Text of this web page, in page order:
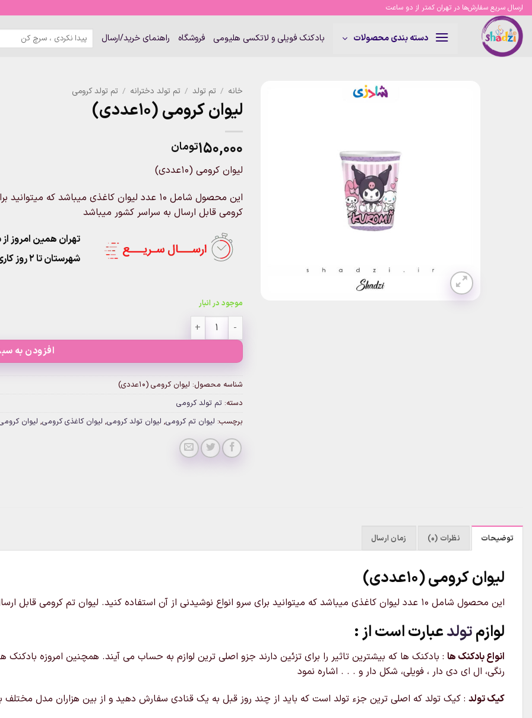
Skip
content
ارسال سریع سفارش‌ها در تهران کمتر از دو ساعت
دسته بندی محصولات بادکنک فویلی و لاتکسی هلیومی فروشگاه راهنمای خرید/ارسال
جستجو
برای:
خانه / تم تولد / تم تولد دخترانه / تم تولد کرومی
لیوان کرومی (10عددی)
۱۵۰,۰۰۰تومان
لیوان کرومی (10عددی)
این محصول شامل 10 عدد لیوان کاغذی میباشد که
کرومی قابل ارسال به سراسر کشور میباشد
تهران همین امروز از ساعت ۱۱-
شهرستان تا 2 روز کاری تحویل پست
موجود در انبار
لیوان کرومی (10عددی) عدد
افزودن به
شناسه محصول: لیوان کرومی (10عددی)
دسته: تم تولد کرومی
برچسب: لیوان تم کرومی, لیوان تولد کرومی, لیوان کاغذی کرومی, لیوان
توضیحات نظرات (0) زمان ارسال
لیوان کرومی (10عددی)
این محصول شامل 10 عدد لیوان کاغذی میباشد که میتوانید برای سرو انواع نوشیدنی از آن استفاده کنید. لیوان تم کرومی قابل ارسال به سراسر کشور میباشد
لوازمتولدعبارت است از :
انواع بادکنک ها : بادکنک ها که بیشترین تاثیر را برای تزئین دارند جزو اصلی ترین لوازم به حساب می آیند. همچنین امروزه بادکنک
رنگی، ال ای دی دار ، فویلی، شکل دار و . . . اشاره نمود
کیک تولد : کیک تولد که اصلی ترین جزء تولد است که باید از چند روز قبل به یک قنادی سفارش دهید و از بین هزاران مدل مختلف